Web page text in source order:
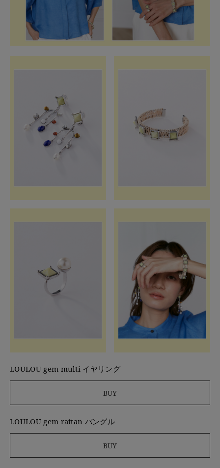
LOULOU gem multi イヤリング
BUY
LOULOU gem rattan バングル
BUY